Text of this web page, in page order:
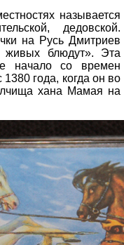
называется
дедовской.
на Русь Дмитриев
живых блюдут». Эта
начало со времен
года, когда он во
хана Мамая на